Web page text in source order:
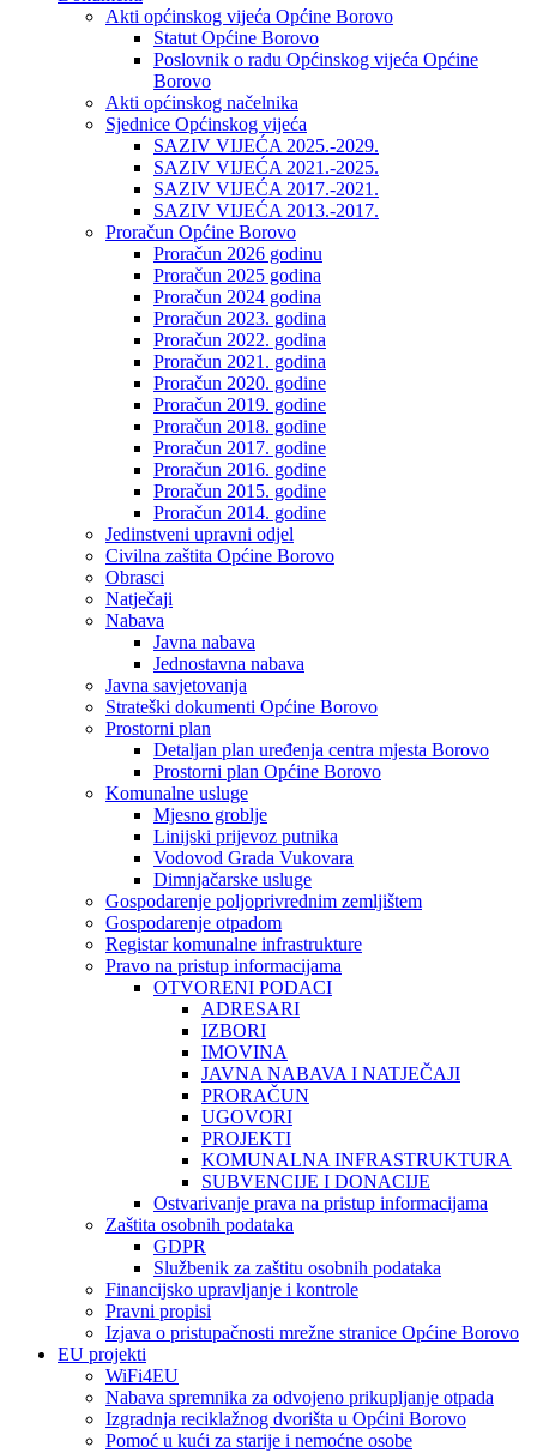
Akti općinskog vijeća Općine Borovo
Statut Općine Borovo
Poslovnik o radu Općinskog vijeća Općine
Borovo
Akti općinskog načelnika
Sjednice Općinskog vijeća
SAZIV VIJEĆA 2025.-2029.
SAZIV VIJEĆA 2021.-2025.
SAZIV VIJEĆA 2017.-2021.
SAZIV VIJEĆA 2013.-2017.
Proračun Općine Borovo
Proračun 2026 godinu
Proračun 2025 godina
Proračun 2024 godina
Proračun 2023. godina
Proračun 2022. godina
Proračun 2021. godina
Proračun 2020. godine
Proračun 2019. godine
Proračun 2018. godine
Proračun 2017. godine
Proračun 2016. godine
Proračun 2015. godine
Proračun 2014. godine
Jedinstveni upravni odjel
Civilna zaštita Općine Borovo
Obrasci
Natječaji
Nabava
Javna nabava
Jednostavna nabava
Javna savjetovanja
Strateški dokumenti Općine Borovo
Prostorni plan
Detaljan plan uređenja centra mjesta Borovo
Prostorni plan Općine Borovo
Komunalne usluge
Mjesno groblje
Linijski prijevoz putnika
Vodovod Grada Vukovara
Dimnjačarske usluge
Gospodarenje poljoprivrednim zemljištem
Gospodarenje otpadom
Registar komunalne infrastrukture
Pravo na pristup informacijama
OTVORENI PODACI
ADRESARI
IZBORI
IMOVINA
JAVNA NABAVA I NATJEČAJI
PRORAČUN
UGOVORI
PROJEKTI
KOMUNALNA INFRASTRUKTURA
SUBVENCIJE I DONACIJE
Ostvarivanje prava na pristup informacijama
Zaštita osobnih podataka
GDPR
Službenik za zaštitu osobnih podataka
Financijsko upravljanje i kontrole
Pravni propisi
Izjava o pristupačnosti mrežne stranice Općine Borovo
EU projekti
WiFi4EU
Nabava spremnika za odvojeno prikupljanje otpada
Izgradnja reciklažnog dvorišta u Općini Borovo
Pomoć u kući za starije i nemoćne osobe